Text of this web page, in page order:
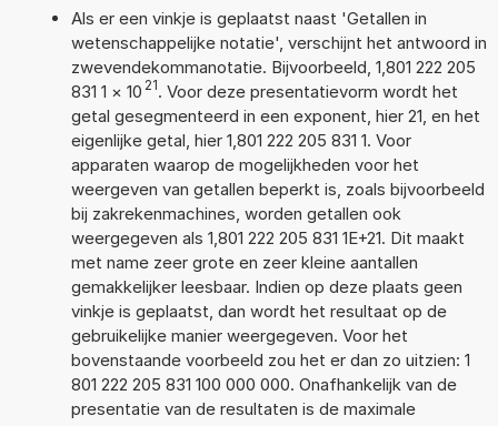
Als er een vinkje is geplaatst naast 'Getallen in
wetenschappelijke notatie', verschijnt het antwoord in
zwevendekommanotatie. Bijvoorbeeld, 1,801 222 205
831 1 × 10 21. Voor deze presentatievorm wordt het
getal gesegmenteerd in een exponent, hier 21, en het
eigenlijke getal, hier 1,801 222 205 831 1. Voor
apparaten waarop de mogelijkheden voor het
weergeven van getallen beperkt is, zoals bijvoorbeeld
bij zakrekenmachines, worden getallen ook
weergegeven als 1,801 222 205 831 1E+21. Dit maakt
met name zeer grote en zeer kleine aantallen
gemakkelijker leesbaar. Indien op deze plaats geen
vinkje is geplaatst, dan wordt het resultaat op de
gebruikelijke manier weergegeven. Voor het
bovenstaande voorbeeld zou het er dan zo uitzien: 1
801 222 205 831 100 000 000. Onafhankelijk van de
presentatie van de resultaten is de maximale